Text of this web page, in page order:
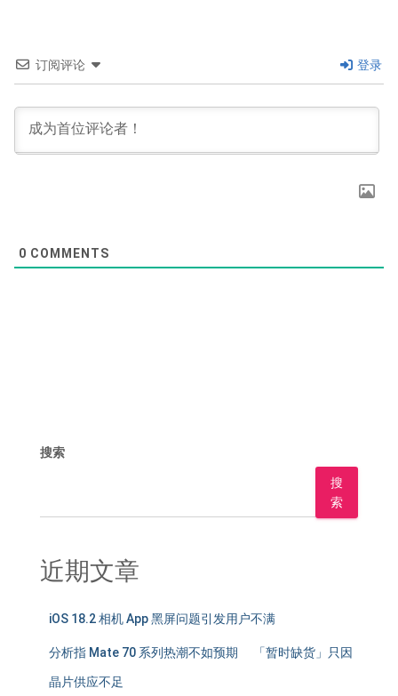
订阅评论 登录
0 COMMENTS
搜索
搜
索
近期文章
iOS 18.2 相机 App 黑屏问题引发用户不满
分析指 Mate 70 系列热潮不如预期 「暂时缺货」只因
晶片供应不足